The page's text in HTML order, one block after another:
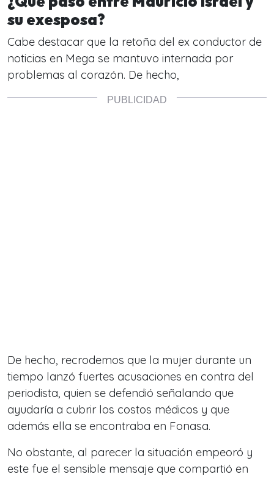
su exesposa?
Cabe destacar que la retoña del ex conductor de
noticias en Mega se mantuvo internada por
problemas al corazón. De hecho,
De hecho, recrodemos que la mujer durante un
tiempo lanzó fuertes acusaciones en contra del
periodista, quien se defendió señalando que
ayudaría a cubrir los costos médicos y que
además ella se encontraba en Fonasa.
No obstante, al parecer la situación empeoró y
este fue el sensible mensaje que compartió en